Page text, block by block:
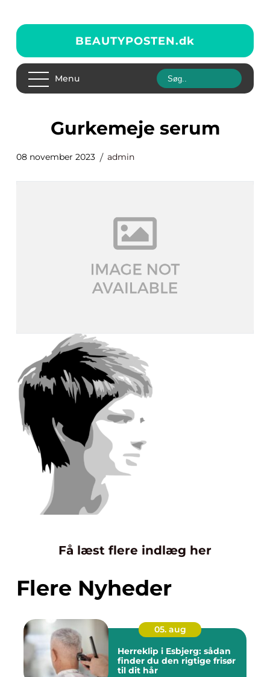
BEAUTYPOSTEN.dk
Menu
gurkemeje serum
08 november 2023 admin
Få læst flere indlæg her
Flere Nyheder
05. aug
Herreklip i Esbjerg: sådan
finder du den rigtige frisør
til dit hår